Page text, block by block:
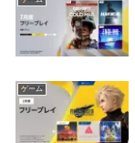
ゲーム